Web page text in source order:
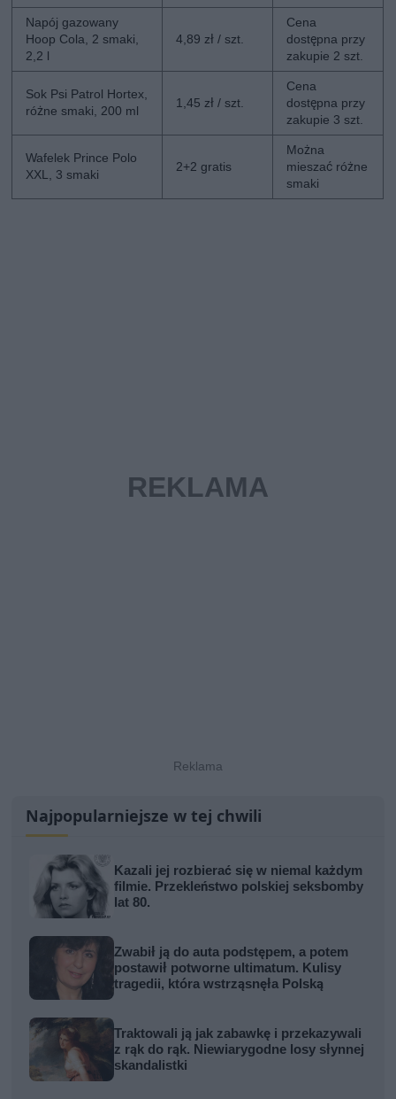
Napój gazowany
Hoop Cola, 2 smaki,
2,2 l
4,89 zł / szt.
Cena
dostępna przy
zakupie 2 szt.
Sok Psi Patrol Hortex,
różne smaki, 200 ml
1,45 zł / szt.
Cena
dostępna przy
zakupie 3 szt.
Wafelek Prince Polo
XXL, 3 smaki
2+2 gratis
Można
mieszać różne
smaki
Najpopularniejsze w tej chwili
Kazali jej rozbierać się w niemal każdym
filmie. Przekleństwo polskiej seksbomby
lat 80.
Zwabił ją do auta podstępem, a potem
postawił potworne ultimatum. Kulisy
tragedii, która wstrząsnęła Polską
Traktowali ją jak zabawkę i przekazywali
z rąk do rąk. Niewiarygodne losy słynnej
skandalistki